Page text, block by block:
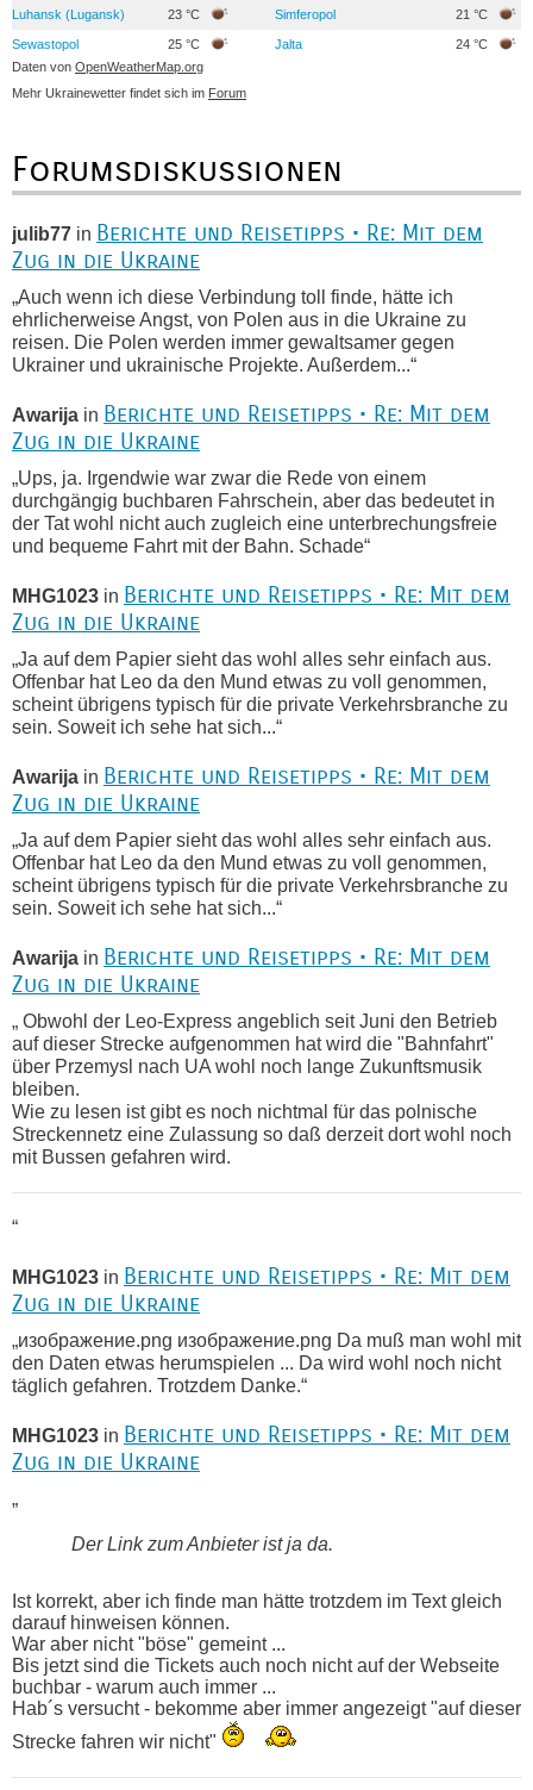
Luhansk (Lugansk) 23 °C Simferopol 21 °C
Sewastopol 25 °C Jalta
24 °C
Daten von OpenWeatherMap.org
Mehr Ukrainewetter findet sich im Forum
Forumsdiskussionen
julib77 in Berichte und Reisetipps • Re: Mit dem
Zug in die Ukraine
„Auch wenn ich diese Verbindung toll finde, hätte ich
ehrlicherweise Angst, von Polen aus in die Ukraine zu
reisen. Die Polen werden immer gewaltsamer gegen
Ukrainer und ukrainische Projekte. Außerdem...“
Awarija in Berichte und Reisetipps • Re: Mit dem
Zug in die Ukraine
„Ups, ja. Irgendwie war zwar die Rede von einem
durchgängig buchbaren Fahrschein, aber das bedeutet in
der Tat wohl nicht auch zugleich eine unterbrechungsfreie
und bequeme Fahrt mit der Bahn. Schade“
MHG1023 in Berichte und Reisetipps • Re: Mit dem
Zug in die Ukraine
„Ja auf dem Papier sieht das wohl alles sehr einfach aus.
Offenbar hat Leo da den Mund etwas zu voll genommen,
scheint übrigens typisch für die private Verkehrsbranche zu
sein. Soweit ich sehe hat sich...“
Awarija in Berichte und Reisetipps • Re: Mit dem
Zug in die Ukraine
„Ja auf dem Papier sieht das wohl alles sehr einfach aus.
Offenbar hat Leo da den Mund etwas zu voll genommen,
scheint übrigens typisch für die private Verkehrsbranche zu
sein. Soweit ich sehe hat sich...“
Awarija in Berichte und Reisetipps • Re: Mit dem
Zug in die Ukraine
„ Obwohl der Leo-Express angeblich seit Juni den Betrieb
auf dieser Strecke aufgenommen hat wird die "Bahnfahrt"
über Przemysl nach UA wohl noch lange Zukunftsmusik
bleiben.
Wie zu lesen ist gibt es noch nichtmal für das polnische
Streckennetz eine Zulassung so daß derzeit dort wohl noch
mit Bussen gefahren wird.
“
MHG1023 in Berichte und Reisetipps • Re: Mit dem
Zug in die Ukraine
„изображение.png изображение.png Da muß man wohl mit
den Daten etwas herumspielen ... Da wird wohl noch nicht
täglich gefahren. Trotzdem Danke.“
MHG1023 in Berichte und Reisetipps • Re: Mit dem
Zug in die Ukraine
„
Der Link zum Anbieter ist ja da.
Ist korrekt, aber ich finde man hätte trotzdem im Text gleich
darauf hinweisen können.
War aber nicht "böse" gemeint ...
Bis jetzt sind die Tickets auch noch nicht auf der Webseite
buchbar - warum auch immer ...
Hab´s versucht - bekomme aber immer angezeigt "auf dieser
Strecke fahren wir nicht"